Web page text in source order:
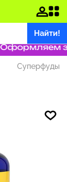
Найти!
Суперфуды